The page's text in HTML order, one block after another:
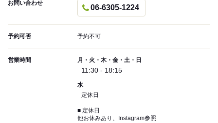
お問い合わせ
06-6305-1224
予約可否 予約不可
営業時間 月・火・木・金・土・日
11:30 - 18:15
水
定休日
■ 定休日
他お休みあり、Instagram参照